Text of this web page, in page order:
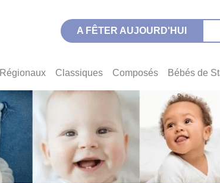
A FÊTER AUJOURD'HUI
Régionaux Classiques Composés Bébés de